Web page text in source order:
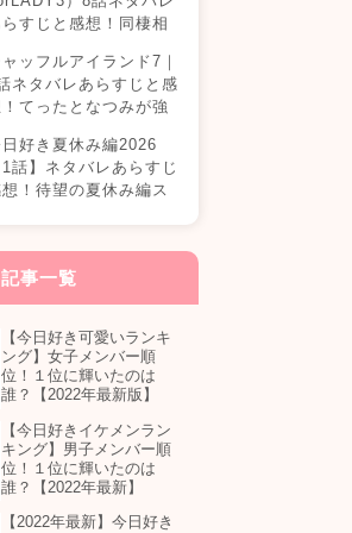
らすじと感想！同棲相
持ちの変化は…？
ッフルアイランド7｜
ネタバレあらすじと感
てったとなつみが強
プル誕生！？
好き夏休み編2026
1話】ネタバレあらすじ
想！待望の夏休み編ス
一覧
【今日好き可愛いランキ
ング】女子メンバー順
位！１位に輝いたのは
誰？【2022年最新版】
【今日好きイケメンラン
キング】男子メンバー順
位！１位に輝いたのは
誰？【2022年最新】
【2022年最新】今日好き